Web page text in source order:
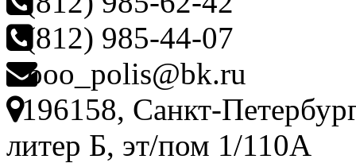
(812) 985-44-07
ooo_polis@bk.ru
196158, Санкт-
литер Б, эт/пом 1/110А